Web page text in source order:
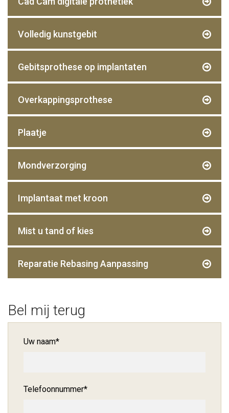
Volledig kunstgebit
Gebitsprothese op implantaten
Overkappingsprothese
Plaatje
Mondverzorging
Implantaat met kroon
Mist u tand of kies
Reparatie Rebasing Aanpassing
Bel mij terug
Uw naam*
Telefoonnummer*